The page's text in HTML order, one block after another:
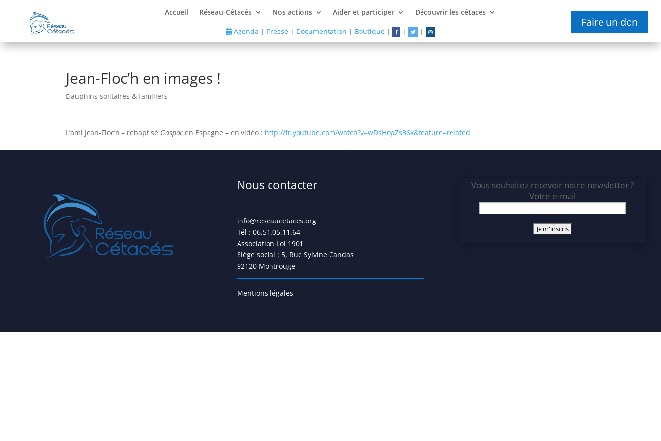
Accueil Réseau-Cétacés Nos actions Aider et participer Découvrir les cétacés
Agenda | Presse| Documentation | Boutique| | |
Faire un don
Jean-Floc’h en images !
Dauphins solitaires & familiers
L’ami Jean-Floc’h – rebaptisé Gasparen Espagne – en vidéo : http://fr.youtube.com/watch?v=wDsHopZs36k&feature=related
Nous contacter
info@reseaucetaces.org
Tél : 06.51.05.11.64
Association Loi 1901
Siège social : 5, Rue Sylvine Candas
92120 Montrouge
Mentions légales
Vous souhaitez recevoir notre newsletter ?
Votre e-mail